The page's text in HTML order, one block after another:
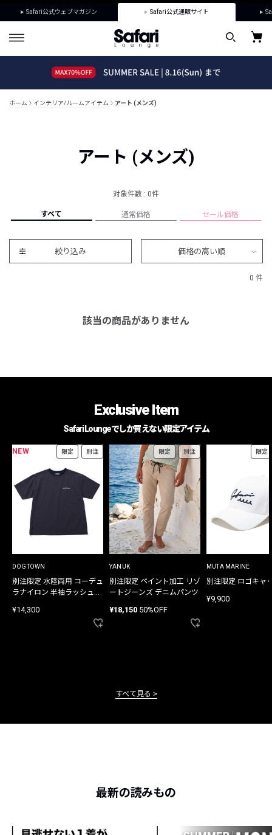
Safari公式ウェブマガジン Safari公式通販サイト
ホーム インテリア/ルームアイテム アート (メンズ)
アート (メンズ)
対象件数 : 0件
すべて 通常価格 セール価格
絞り込み 価格の高い順
0 件
該当の商品がありません
Exclusive Item
Safari Loungeでしか買えない限定アイテム
NEW 限定 別注
DOGTOWN
別注限定 水陸両用 コーデュ
ラナイロン 半袖ラッシュガ
¥14,300
限定 別注
YANUK
別注限定 ペイント加工 リゾ
ートジーンズ デニムパンツ
¥18,150 50%OFF
限定
MUTA MARINE
別注限定 ロゴキャ
¥9,900
すべて見る
最新の読みもの